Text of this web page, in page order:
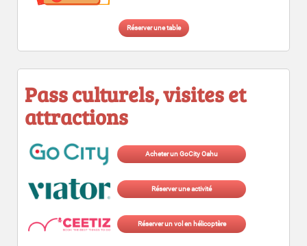
Réserver une table
Pass culturels, visites et
attractions
Acheter un GoCity Oahu
Réserver une activité
Réserver un vol en hélicoptère